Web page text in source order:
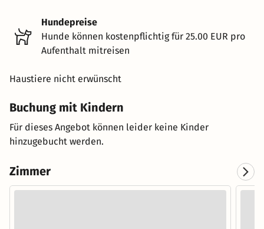
Hundepreise
Hunde können kostenpflichtig für 25.00 EUR pro
Aufenthalt mitreisen
Haustiere nicht erwünscht
Buchung mit Kindern
Für dieses Angebot können leider keine Kinder
hinzugebucht werden.
Zimmer